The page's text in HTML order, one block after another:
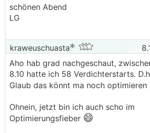
schönen Abend
LG
kraweuschuasta
Aho hab grad nachgeschaut,
8.10 hatte ich 58 Verdichterstarts.
Glaub das könnt ma noch optimieren
Ohnein, jetzt bin ich auch scho im
Optimierungsfieber 😄